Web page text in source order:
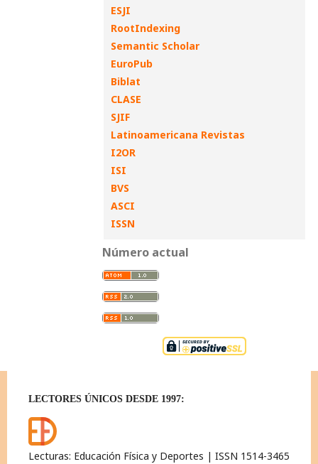
ESJI
RootIndexing
Semantic Scholar
EuroPub
Biblat
CLASE
SJIF
Latinoamericana Revistas
I2OR
ISI
BVS
ASCI
ISSN
Número actual
LECTORES ÚNICOS DESDE 1997:
Lecturas: Educación Física y Deportes | ISSN 1514-3465